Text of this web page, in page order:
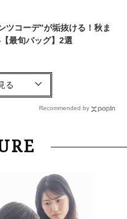
ツコーデ”が垢抜ける！秋ま
最旬バッグ】2選
寝室の拭き掃除」が【総合
〈26年夏の開運アクショ
の名作「クロノマット」がリ
Recommended by